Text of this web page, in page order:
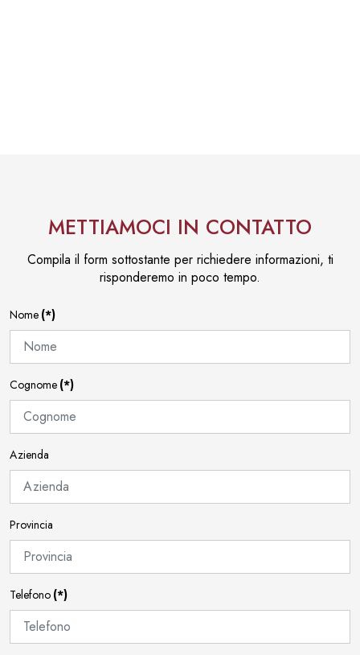
METTIAMOCI IN CONTATTO
Compila il form sottostante per richiedere informazioni, ti
risponderemo in poco tempo.
Nome (*)
Cognome (*)
Azienda
Provincia
Telefono (*)